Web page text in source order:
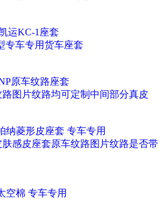
运KC-1座套
专车专用货车座套
原车纹路座套
图片纹路均可定制中间部分真皮
纳菱形皮座套 专车专用
感皮座套原车纹路图片纹路是否带
空棉 专车专用